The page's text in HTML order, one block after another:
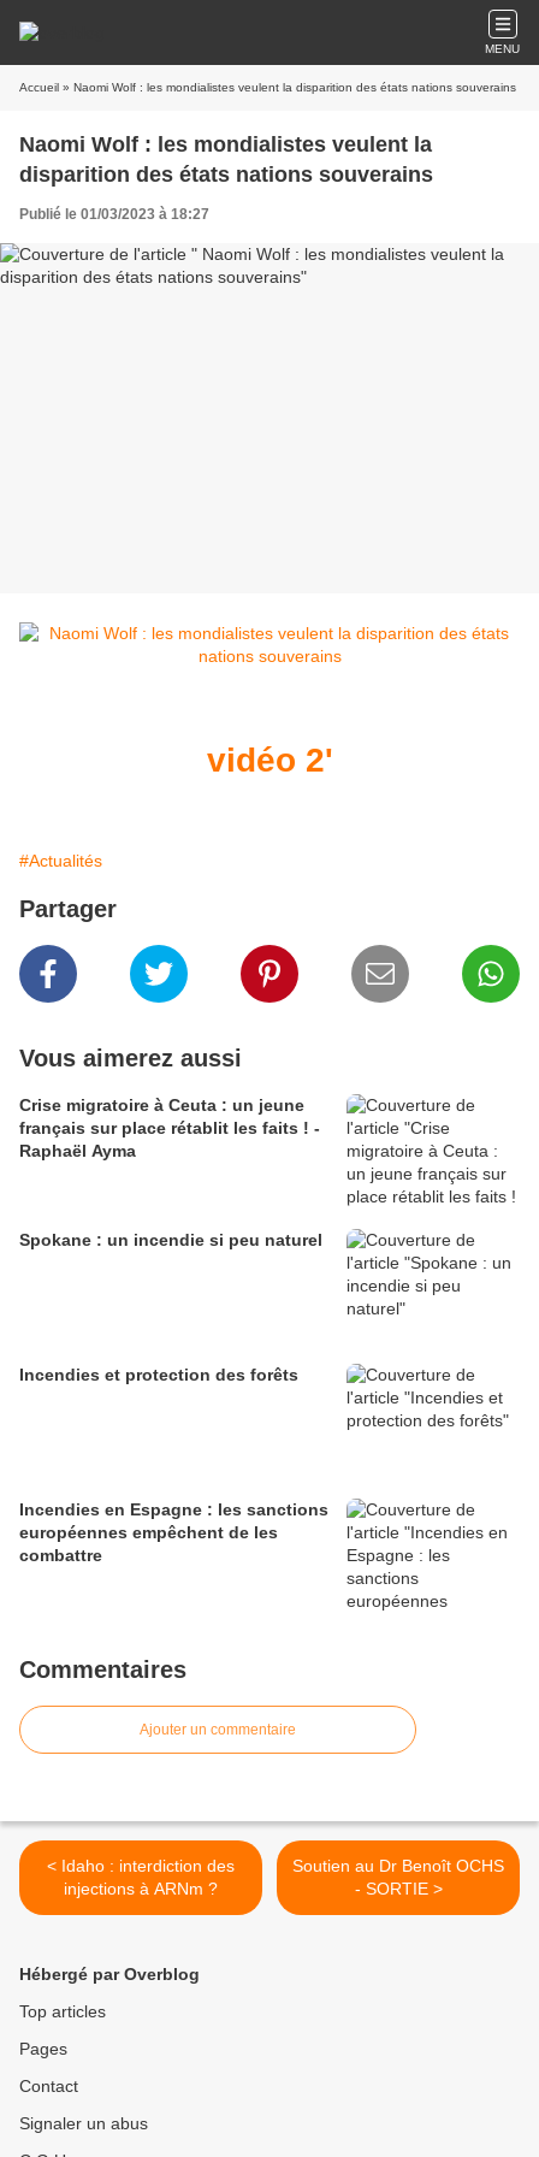
MENU
Accueil » Naomi Wolf : les mondialistes veulent la disparition des états nations souverains
Naomi Wolf : les mondialistes veulent la
disparition des états nations souverains
Publié le 01/03/2023 à 18:27
vidéo 2'
#Actualités
Partager
Vous aimerez aussi
Crise migratoire à Ceuta : un jeune
français sur place rétablit les faits ! -
Raphaël Ayma
Spokane : un incendie si peu naturel
Incendies et protection des forêts
Incendies en Espagne : les sanctions
européennes empêchent de les
combattre
Commentaires
Ajouter un commentaire
< Idaho : interdiction des
injections à ARNm ?
Soutien au Dr Benoît OCHS
- SORTIE >
Hébergé par Overblog
Top articles
Pages
Contact
Signaler un abus